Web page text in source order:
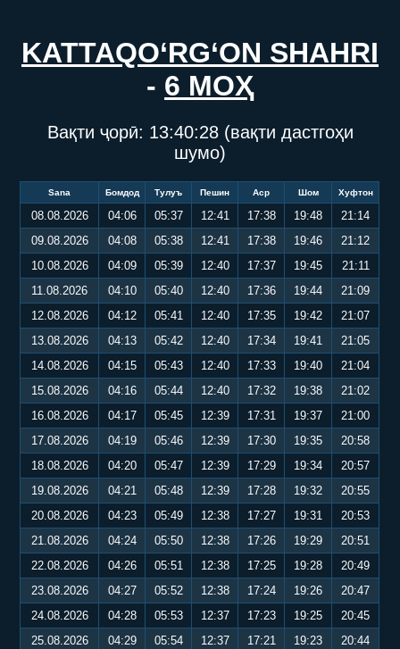
KATTAQO‘RG‘ON SHAHRI
- 6 МОҲ
Вақти ҷорӣ: 13:40:28(вақти дастгоҳи
шумо)
Sana Бомдод Тулуъ Пешин Аср Шом Хуфтон
08.08.2026 04:06 05:37 12:41 17:38 19:48
21:14
09.08.2026
04:08 05:38 12:41 17:38 19:46
21:12
10.08.2026
04:09 05:39 12:40 17:37 19:45
21:11
11.08.2026
04:10 05:40 12:40 17:36 19:44
21:09
12.08.2026
04:12 05:41 12:40 17:35 19:42
21:07
13.08.2026
04:13 05:42 12:40 17:34 19:41
21:05
14.08.2026
04:15 05:43 12:40 17:33 19:40
21:04
15.08.2026
04:16 05:44 12:40 17:32 19:38
21:02
16.08.2026
04:17 05:45 12:39 17:31 19:37
21:00
17.08.2026
04:19 05:46 12:39 17:30 19:35
20:58
18.08.2026
04:20 05:47 12:39 17:29 19:34
20:57
19.08.2026
04:21 05:48 12:39 17:28 19:32
20:55
20.08.2026
04:23 05:49 12:38 17:27 19:31
20:53
21.08.2026
04:24 05:50 12:38 17:26 19:29
20:51
22.08.2026
04:26 05:51 12:38 17:25 19:28
20:49
23.08.2026
04:27 05:52 12:38 17:24 19:26
20:47
24.08.2026
04:28 05:53 12:37 17:23 19:25
20:45
25.08.2026
04:29 05:54 12:37 17:21 19:23
20:44